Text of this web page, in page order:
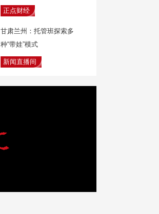
正点财经
甘肃兰州：托管班探索多
种“带娃”模式
新闻直播间